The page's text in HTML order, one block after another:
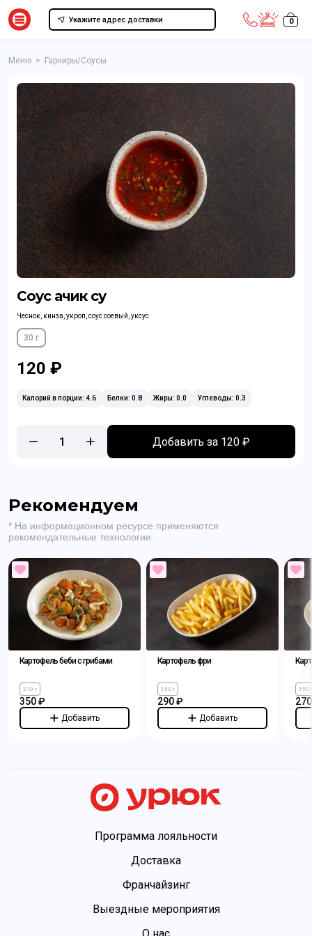
Укажите адрес доставки 0
Меню > Гарниры/Соусы
Соус ачик су
Чеснок, кинза, укроп, соус соевый, уксус
30 г
120 ₽
Калорий в порции: 4.6 Белки: 0.8 Жиры: 0.0 Углеводы: 0.3
1 Добавить за 120 ₽
Рекомендуем
* На информационном ресурсе применяются
рекомендательные технологии
Картофель беби с грибами
210 г
350 ₽
Добавить
Картофель фри
150 г
290 ₽
Добавить
150 г
Программа лояльности
Доставка
Франчайзинг
Выездные мероприятия